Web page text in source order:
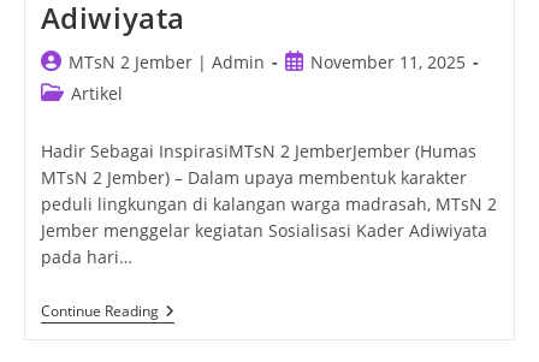
Adiwiyata
Post
author:
MTsN 2 Jember | Admin
PostNovember 11, 2025
PostArtikel
Hadir Sebagai InspirasiMTsN 2 JemberJember (Humas
MTsN 2 Jember) – Dalam upaya membentuk karakter
peduli lingkungan di kalangan warga madrasah, MTsN 2
Jember menggelar kegiatan Sosialisasi Kader Adiwiyata
pada hari…
Continue ReadingMenabung
Sampah,